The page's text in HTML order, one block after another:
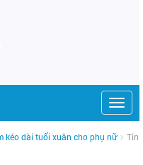
kéo dài tuổi xuân cho phụ nữ
Tin